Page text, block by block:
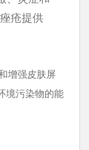
疮提供
增强皮肤屏
境污染物的能